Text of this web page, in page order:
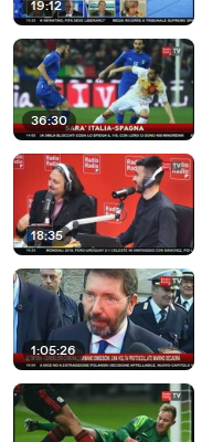
19:12
36:30
18:35
1:05:26